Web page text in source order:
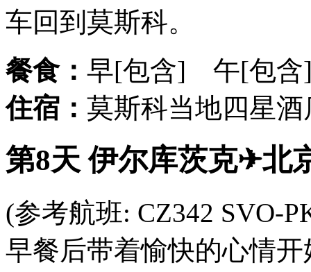
车回到莫斯科。
餐食： 早[包含] 午[包
住宿： 莫斯科当地四星酒
第8天 伊尔库茨克✈北
(参考航班: CZ342 SVO-
早餐后带着愉快的心情